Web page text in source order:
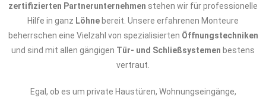
zertifizierten Partnerunternehmen stehen wir für professionelle
Hilfe in ganz Löhne bereit. Unsere erfahrenen Monteure
beherrschen eine Vielzahl von spezialisierten Öffnungstechniken
und sind mit allen gängigen Tür- und Schließsystemen bestens
vertraut.
Egal, ob es um private Haustüren, Wohnungseingänge,